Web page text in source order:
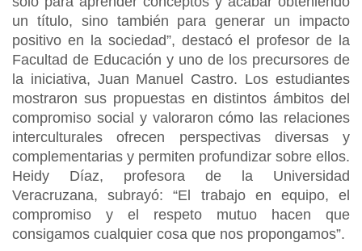
un título, sino también para generar un impacto
positivo en la sociedad”, destacó el profesor de la
Facultad de Educación y uno de los precursores de
la iniciativa, Juan Manuel Castro. Los estudiantes
mostraron sus propuestas en distintos ámbitos del
compromiso social y valoraron cómo las relaciones
interculturales ofrecen perspectivas diversas y
complementarias y permiten profundizar sobre ellos.
Heidy Díaz, profesora de la Universidad
Veracruzana, subrayó: “El trabajo en equipo, el
compromiso y el respeto mutuo hacen que
consigamos cualquier cosa que nos propongamos”.